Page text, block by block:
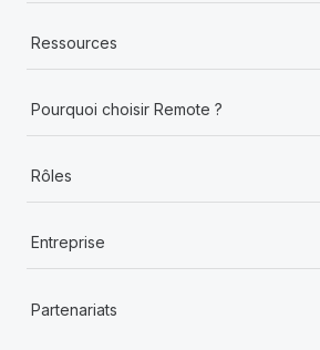
Ressources
Pourquoi choisir Remote ?
Rôles
Entreprise
Partenariats